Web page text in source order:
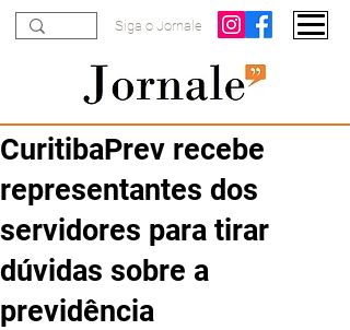
Siga o Jornale
CuritibaPrev recebe
representantes dos
servidores para tirar
dúvidas sobre a
previdência